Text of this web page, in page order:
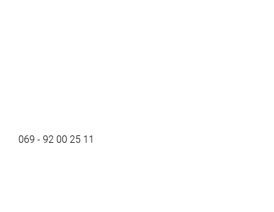
069 - 92 00 25 11